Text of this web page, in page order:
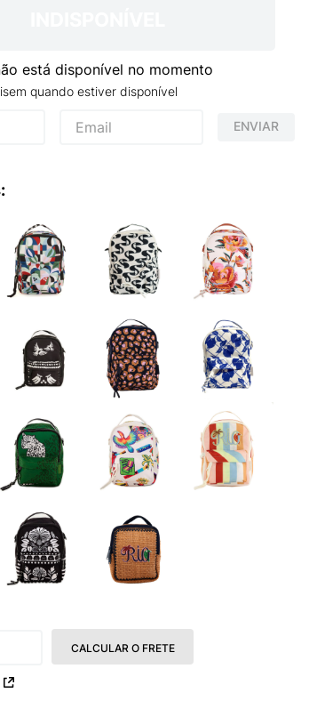
está disponível no momento
quando estiver disponível
ENVIAR
CALCULAR O FRETE